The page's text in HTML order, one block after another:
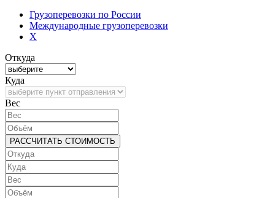
Грузоперевозки по России
Международные грузоперевозки
X
Откуда
Куда
Bec
РАССЧИТАТЬ СТОИМОСТЬ